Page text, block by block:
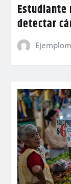
Estudiante
detectar